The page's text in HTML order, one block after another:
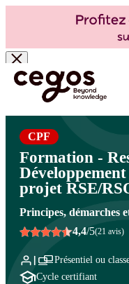
Skip to main content
Vous êtes ici : Accueil >Cegos,
Développement Durable>
démarche RSE
CPF
Formation -
projet RSE/
Principes, démarches
4,4/5(21 avis)
Présentiel ou
Cycle certifiant